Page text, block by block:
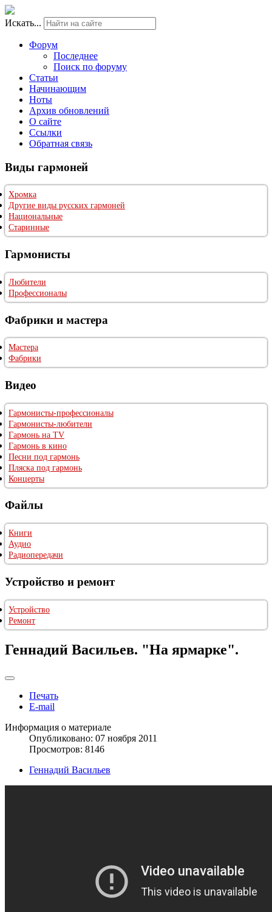
Искать...
Форум
Последнее
Поиск по форуму
Статьи
Начинающим
Ноты
Архив обновлений
О сайте
Ссылки
Обратная связь
Виды гармоней
Хромка
Другие виды русских гармоней
Национальные
Старинные
Гармонисты
Любители
Профессионалы
Фабрики и мастера
Мастера
Фабрики
Видео
Гармонисты-профессионалы
Гармонисты-любители
Гармонь на TV
Гармонь в кино
Песни под гармонь
Пляска под гармонь
Концерты
Файлы
Книги
Аудио
Радиопередачи
Устройство и ремонт
Устройство
Ремонт
Геннадий Васильев. "На ярмарке".
Печать
E-mail
Информация о материале
Опубликовано: 07 ноября 2011
Просмотров: 8146
Геннадий Васильев